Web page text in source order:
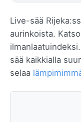
Live-sää
aurinkoista.
sää kaikkialla
selaa